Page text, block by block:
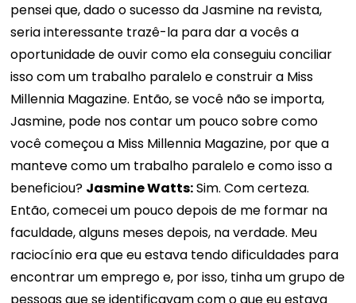
pensei que, dado o sucesso da Jasmine na revista,
seria interessante trazê-la para dar a vocês a
oportunidade de ouvir como ela conseguiu conciliar
isso com um trabalho paralelo e construir a Miss
Millennia Magazine. Então, se você não se importa,
Jasmine, pode nos contar um pouco sobre como
você começou a Miss Millennia Magazine, por que a
manteve como um trabalho paralelo e como isso a
beneficiou? Jasmine Watts:Sim. Com certeza.
Então, comecei um pouco depois de me formar na
faculdade, alguns meses depois, na verdade. Meu
raciocínio era que eu estava tendo dificuldades para
encontrar um emprego e, por isso, tinha um grupo de